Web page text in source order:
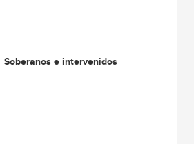
Soberanos e intervenidos